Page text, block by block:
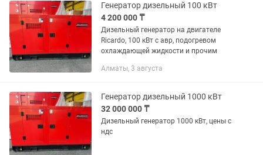
Генератор дизельный 100 кВт
4 200 000 ₸
Дизельный генератор на двигателе
Ricardo, 100 кВт с авр, подогревом
охлаждающей жидкости и прочим
Алматы, 3 августа
Генератор дизельный 1000 кВт
32 000 000 ₸
Дизельный генератор 1000 кВт, цены с
ндс